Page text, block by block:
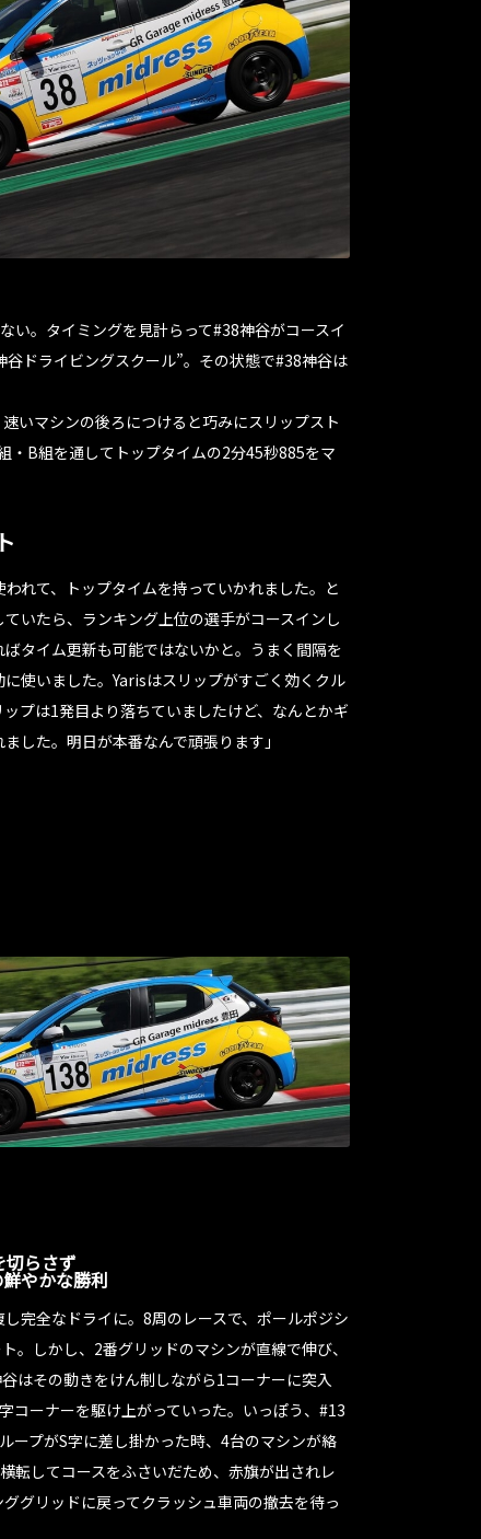
い。タイミングを見計らって#38神谷がコースイ
ドライビングスクール”。その状態で#38神谷は
いマシンの後ろにつけると巧みにスリップスト
B組を通してトップタイムの2分45秒885をマ
われて、トップタイムを持っていかれました。と
いたら、ランキング上位の選手がコースインし
タイム更新も可能ではないかと。うまく間隔を
使いました。Yarisはスリップがすごく効くクル
プは1発目より落ちていましたけど、なんとかギ
した。明日が本番なんで頑張ります」
らさず
やかな勝利
完全なドライに。8周のレースで、ポールポジシ
。しかし、2番グリッドのマシンが直線で伸び、
はその動きをけん制しながら1コーナーに突入
コーナーを駆け上がっていった。いっぽう、#13
ープがS字に差し掛かった時、4台のマシンが絡
転してコースをふさいだため、赤旗が出されレ
グリッドに戻ってクラッシュ車両の撤去を待っ